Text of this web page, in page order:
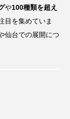
や100種類を超え
目を集めていま
仙台での展開につ